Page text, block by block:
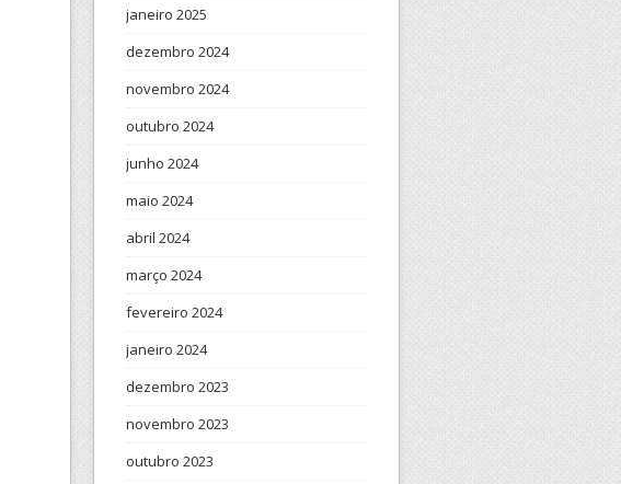
janeiro 2025
dezembro 2024
novembro 2024
outubro 2024
junho 2024
maio 2024
abril 2024
março 2024
fevereiro 2024
janeiro 2024
dezembro 2023
novembro 2023
outubro 2023